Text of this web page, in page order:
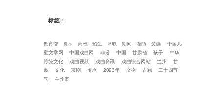
标签：
教育部 提示 高校 招生 录取 期间 谨防 受骗
中国儿
童文学网
中国戏曲网 非遗 中国 甘肃省 孩子
中华
传统文化
戏曲视频 戏曲资讯 戏曲综合网站 兰州
甘
肃
文化 京剧 传承 2023年 文物 古籍
二十四节
气
兰州市